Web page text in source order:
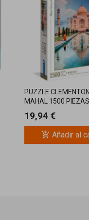
PUZZLE
MAHAL 1500 PIEZAS
19,94 €
add_shopping_cart Añadir al